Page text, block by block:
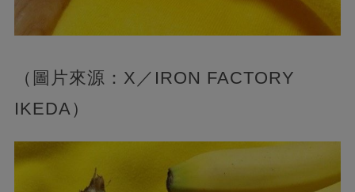
（圖片來源：X／IRON FACTORY
IKEDA）